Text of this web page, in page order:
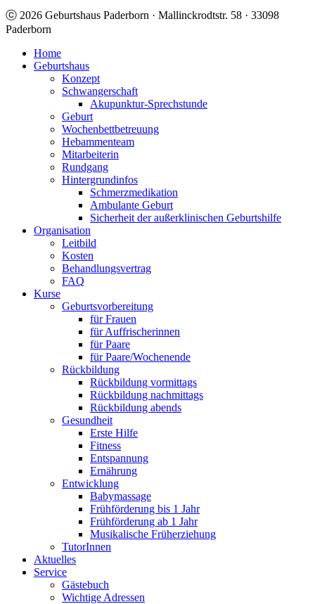
ⓒ 2026 Geburtshaus Paderborn · Mallinckrodtstr. 58 · 33098
Paderborn
Home
Geburtshaus
Konzept
Schwangerschaft
Akupunktur-Sprechstunde
Geburt
Wochenbettbetreuung
Hebammenteam
Mitarbeiterin
Rundgang
Hintergrundinfos
Schmerzmedikation
Ambulante Geburt
Sicherheit der außerklinischen Geburtshilfe
Organisation
Leitbild
Kosten
Behandlungsvertrag
FAQ
Kurse
Geburtsvorbereitung
für Frauen
für Auffrischerinnen
für Paare
für Paare/Wochenende
Rückbildung
Rückbildung vormittags
Rückbildung nachmittags
Rückbildung abends
Gesundheit
Erste Hilfe
Fitness
Entspannung
Ernährung
Entwicklung
Babymassage
Frühförderung bis 1 Jahr
Frühförderung ab 1 Jahr
Musikalische Früherziehung
TutorInnen
Aktuelles
Service
Gästebuch
Wichtige Adressen